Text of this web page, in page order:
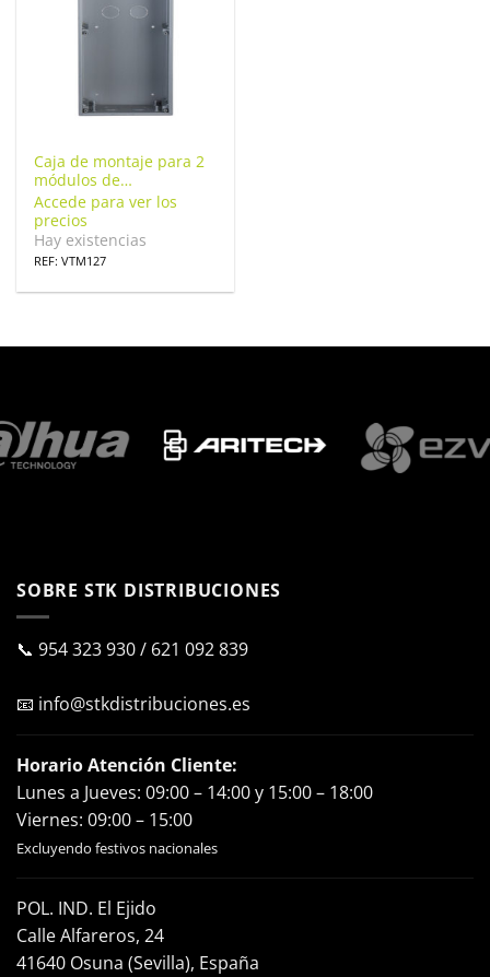
Caja de montaje para 2
módulos de
Videoportero Dahua
insertar / superficie
para VTO4202F-X series.
VTM127
Accede para ver los
precios
Hay existencias
REF: VTM127
SOBRE STK DISTRIBUCIONES
📞 954 323 930/ 621 092 839
📧 info@stkdistribuciones.es
Horario Atención Cliente:
Lunes a Jueves: 09:00 – 14:00 y 15:00 – 18:00
Viernes: 09:00 – 15:00
Excluyendo festivos nacionales
POL. IND. El Ejido
Calle Alfareros, 24
41640 Osuna (Sevilla), España